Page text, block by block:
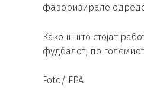
фаворизирале
Како шшто стојат
фудбалот, по
Foto/ EPA